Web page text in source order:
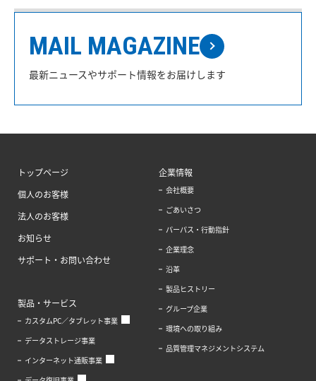
MAIL MAGAZINE
最新ニュースやサポート情報をお届けします
トップページ
個人のお客様
法人のお客様
お知らせ
サポート・お問い合わせ
製品・サービス
カスタムPC／タブレット事業
データストレージ事業
インターネット通販事業
企業情報
会社概要
ごあいさつ
パーパス・行動指針
企業理念
沿革
製品ヒストリー
グループ企業
環境への取り組み
品質管理マネジメントシステム